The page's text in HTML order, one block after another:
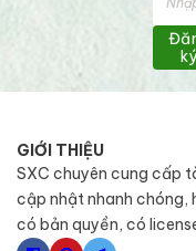
ký
GIỚI THIỆU
SXC chuyên cung cấp
cập nhật nhanh
có bản quyền, có